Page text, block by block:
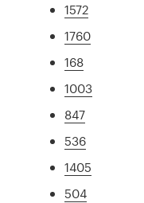
1572
1760
168
1003
847
536
1405
504